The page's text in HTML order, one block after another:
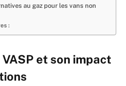
au gaz pour les vans non
:
et son impact